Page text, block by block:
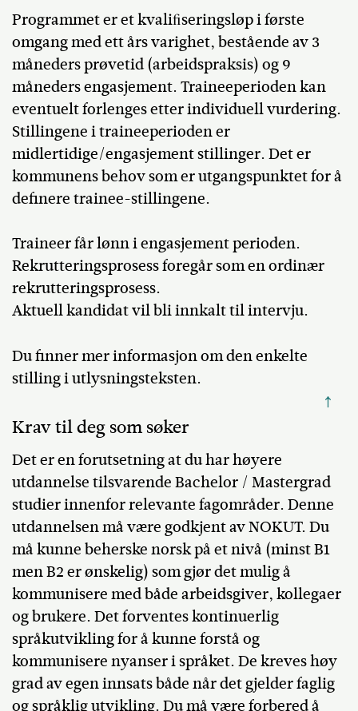
Programmet er et kvaliﬁseringsløp i første
omgang med ett års varighet, bestående av 3
måneders prøvetid (arbeidspraksis) og 9
måneders engasjement. Traineeperioden kan
eventuelt forlenges etter individuell vurdering.
Stillingene i traineeperioden er
midlertidige/engasjement stillinger. Det er
kommunens behov som er utgangspunktet for å
definere trainee-stillingene.
Traineer får lønn i engasjement perioden.
Rekrutteringsprosess foregår som en ordinær
rekrutteringsprosess.
Aktuell kandidat vil bli innkalt til intervju.
Du finner mer informasjon om den enkelte
stilling i utlysningsteksten.
↑
Krav til deg som søker
Det er en forutsetning at du har høyere
utdannelse tilsvarende Bachelor / Mastergrad
studier innenfor relevante fagområder. Denne
utdannelsen må være godkjent av NOKUT. Du
må kunne beherske norsk på et nivå (minst B1
men B2 er ønskelig) som gjør det mulig å
kommunisere med både arbeidsgiver, kollegaer
og brukere. Det forventes kontinuerlig
språkutvikling for å kunne forstå og
kommunisere nyanser i språket. De kreves høy
grad av egen innsats både når det gjelder faglig
og språklig utvikling. Du må være forbered å